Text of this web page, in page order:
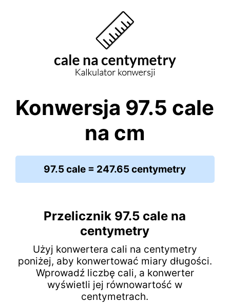
Konwersja 97.5 cale
na cm
97.5 cale = 247.65 centymetry
Przelicznik 97.5 cale na
centymetry
Użyj konwertera cali na centymetry
poniżej, aby konwertować miary długości.
Wprowadź liczbę cali, a konwerter
wyświetli jej równowartość w
centymetrach.